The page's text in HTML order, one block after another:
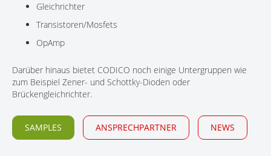
Gleichrichter
Transistoren/Mosfets
OpAmp
Darüber hinaus bietet CODICO noch einige Untergruppen wie
zum Beispiel Zener- und Schottky-Dioden oder
Brückengleichrichter.
SAMPLES ANSPRECHPARTNER NEWS